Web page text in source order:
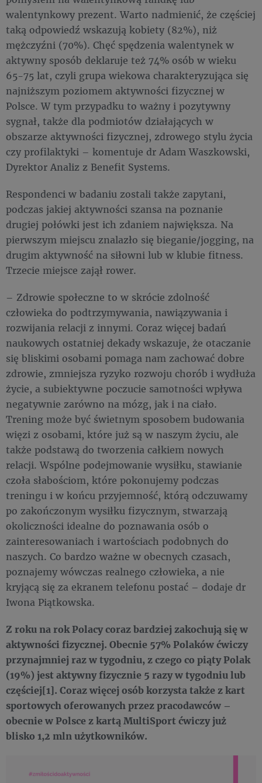
walentynkowy prezent. Warto nadmienić, że częściej
taką odpowiedź wskazują kobiety (82%), niż
mężczyźni (70%). Chęć spędzenia walentynek w
aktywny sposób deklaruje też 74% osób w wieku
65-75 lat, czyli grupa wiekowa charakteryzująca się
najniższym poziomem aktywności fizycznej w
Polsce. W tym przypadku to ważny i pozytywny
sygnał, także dla podmiotów działających w
obszarze aktywności fizycznej, zdrowego stylu życia
czy profilaktyki – komentuje dr Adam Waszkowski,
Dyrektor Analiz z Benefit Systems.
Respondenci w badaniu zostali także zapytani,
podczas jakiej aktywności szansa na poznanie
drugiej połówki jest ich zdaniem największa. Na
pierwszym miejscu znalazło się bieganie/jogging, na
drugim aktywność na siłowni lub w klubie fitness.
Trzecie miejsce zajął rower.
– Zdrowie społeczne to w skrócie zdolność
człowieka do podtrzymywania, nawiązywania i
rozwijania relacji z innymi. Coraz więcej badań
naukowych ostatniej dekady wskazuje, że otaczanie
się bliskimi osobami pomaga nam zachować dobre
zdrowie, zmniejsza ryzyko rozwoju chorób i wydłuża
życie, a subiektywne poczucie samotności wpływa
negatywnie zarówno na mózg, jak i na ciało.
Trening może być świetnym sposobem budowania
więzi z osobami, które już są w naszym życiu, ale
także podstawą do tworzenia całkiem nowych
relacji. Wspólne podejmowanie wysiłku, stawianie
czoła słabościom, które pokonujemy podczas
treningu i w końcu przyjemność, którą odczuwamy
po zakończonym wysiłku fizycznym, stwarzają
okoliczności idealne do poznawania osób o
zainteresowaniach i wartościach podobnych do
naszych. Co bardzo ważne w obecnych czasach,
poznajemy wówczas realnego człowieka, a nie
kryjącą się za ekranem telefonu postać – dodaje dr
Iwona Piątkowska.
Z roku na rok Polacy coraz bardziej zakochują się w
aktywności fizycznej. Obecnie 57% Polaków ćwiczy
przynajmniej raz w tygodniu, z czego co piąty Polak
(19%) jest aktywny fizycznie 5 razy w tygodniu lub
częściej[1]. Coraz więcej osób korzysta także z kart
sportowych oferowanych przez pracodawców –
obecnie w Polsce z kartą MultiSport ćwiczy już
blisko 1,2 mln użytkowników.